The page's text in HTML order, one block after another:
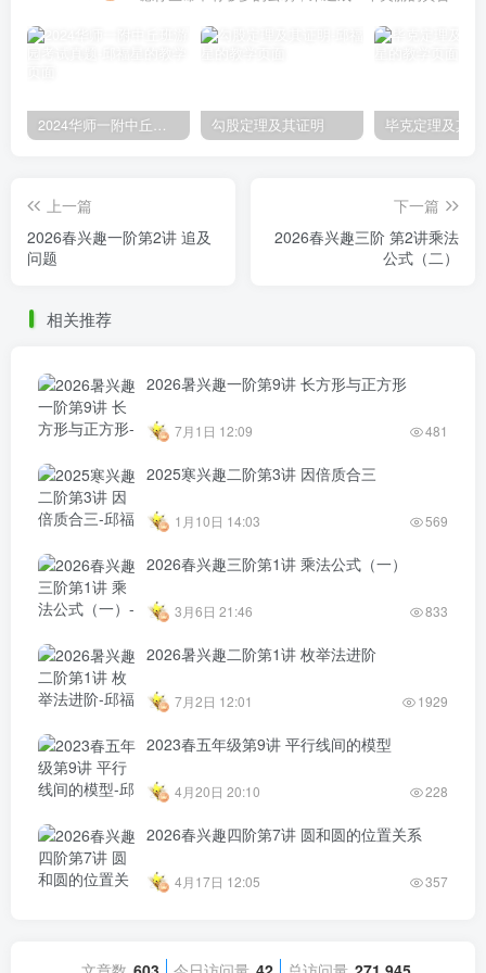
2024华师一附中丘班游园考试真题 勾股定理及其证明 毕克定理及其
上一篇
2026春兴趣一阶第2讲 追及
问题
下一篇
2026春兴趣三阶 第2讲乘法
公式（二）
相关推荐
2026暑兴趣一阶第9讲 长方形与正方形
7月1日 12:09 481
2025寒兴趣二阶第3讲 因倍质合三
1月10日 14:03 569
2026春兴趣三阶第1讲 乘法公式（一）
3月6日 21:46 833
2026暑兴趣二阶第1讲 枚举法进阶
7月2日 12:01 1929
2023春五年级第9讲 平行线间的模型
4月20日 20:10 228
2026春兴趣四阶第7讲 圆和圆的位置关系
4月17日 12:05 357